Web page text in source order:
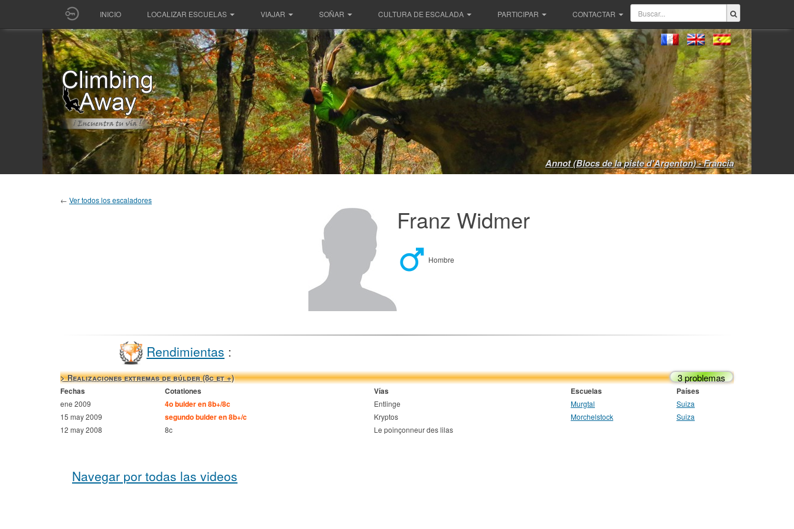
INICIO LOCALIZAR ESCUELAS VIAJAR SOÑAR CULTURA DE ESCALADA PARTICIPAR CONTACTAR
Annot (Blocs de la piste d'Argenton) - Francia
← Ver todos los escaladores
Franz Widmer
Hombre
Rendimientas :
> Realizaciones extremas de búlder (8c et +) 3 problemas
Fechas Cotationes Vías Escuelas Países
ene 2009 4o bulder en 8b+/8c Entlinge Murgtal
Suiza
15 may 2009
segundo bulder en 8b+/c Kryptos Morchelstock
Suiza
12 may 2008
8c Le poinçonneur des lilas
Navegar por todas las videos